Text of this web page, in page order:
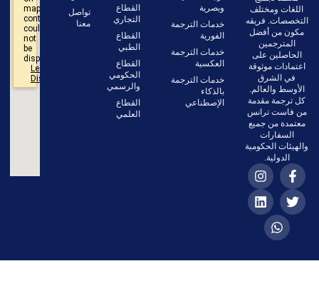
اللغات ومختلف
التخصصات. فريقه
مكون من أفضل
المترجمين
الحاصلين على
اعتمادات موثوقة
في الشرق
الأوسط والعالم.
كل ترجمة مقدمة
من فاست ترانس
معتمدة من جميع
السفارات
والهيئات الحكومية
الدولية.
وبصرية
خدمات الترجمة
الفورية
خدمات الترجمة
العكسية
خدمات الترجمة
بالذكاء
الإصطناعي
القطاع
التجاري
القطاع
الطبي
القطاع
الحكومي
والرسمي
القطاع
العلمي
تواصل
معنا